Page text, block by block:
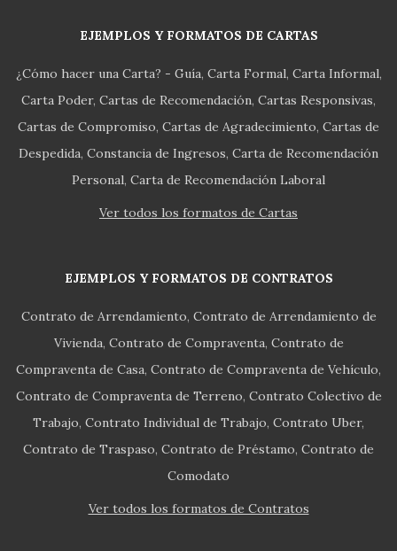
EJEMPLOS Y FORMATOS DE CARTAS
¿Cómo hacer una Carta? - Guía Carta Formal Carta Informal
Carta Poder Cartas de Recomendación Cartas Responsivas
Cartas de Compromiso Cartas de Agradecimiento Cartas de
Despedida Constancia de Ingresos Carta de Recomendación
Personal Carta de Recomendación Laboral
Ver todos los formatos de Cartas
EJEMPLOS Y FORMATOS DE CONTRATOS
Contrato de Arrendamiento Contrato de Arrendamiento de
Vivienda Contrato de Compraventa Contrato de
Compraventa de Casa Contrato de Compraventa de Vehículo
Contrato de Compraventa de Terreno Contrato Colectivo de
Trabajo Contrato Individual de Trabajo Contrato Uber
Contrato de Traspaso Contrato de Préstamo Contrato de
Comodato
Ver todos los formatos de Contratos